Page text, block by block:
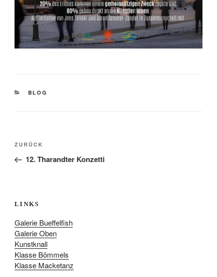
KATEGORIEN
BLOG
Vorheriger
Beitrag
ZURÜCK
12. Tharandter Konzetti
LINKS
Galerie Bueffelfish
Galerie Oben
Kunstknall
Klasse Bömmels
Klasse Macketanz